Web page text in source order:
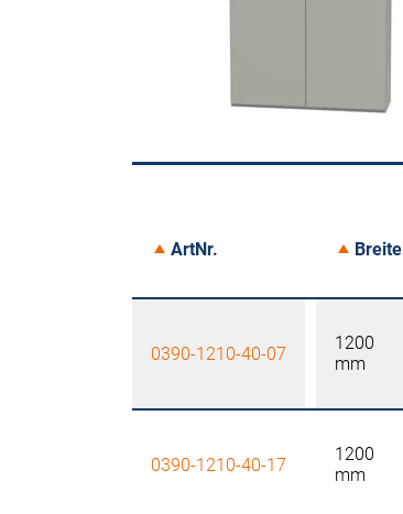
ArtNr. Breite
0390-1210-40-07
1200
mm
0390-1210-40-17
1200
mm